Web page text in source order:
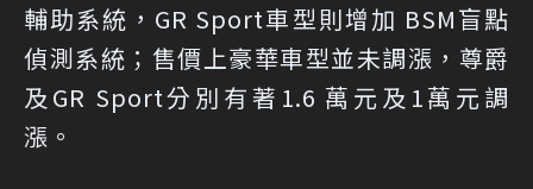
輔助系統，GR Sport車型則增加 BSM盲點
偵測系統；售價上豪華車型並未調漲，尊爵
及GR Sport分別有著1.6 萬元及1萬元調
漲。